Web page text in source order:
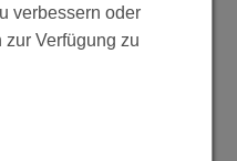
unser
Alltag arbeiten
verbessern oder
Verfügung zu